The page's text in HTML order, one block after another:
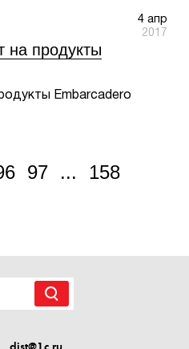
4 апр
2017
на продукты
Embarcadero
97 ...
158